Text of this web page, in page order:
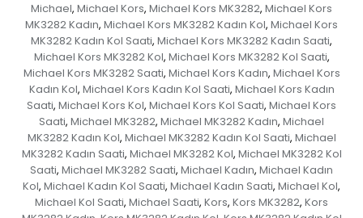
Michael, Michael Kors, Michael Kors MK3282, Michael Kors
MK3282 Kadın, Michael Kors MK3282 Kadın Kol, Michael Kors
MK3282 Kadın Kol Saati, Michael Kors MK3282 Kadın Saati,
Michael Kors MK3282 Kol, Michael Kors MK3282 Kol Saati,
Michael Kors MK3282 Saati, Michael Kors Kadın, Michael Kors
Kadın Kol, Michael Kors Kadın Kol Saati, Michael Kors Kadın
Saati, Michael Kors Kol, Michael Kors Kol Saati, Michael Kors
Saati, Michael MK3282, Michael MK3282 Kadın, Michael
MK3282 Kadın Kol, Michael MK3282 Kadın Kol Saati, Michael
MK3282 Kadın Saati, Michael MK3282 Kol, Michael MK3282 Kol
Saati, Michael MK3282 Saati, Michael Kadın, Michael Kadın
Kol, Michael Kadın Kol Saati, Michael Kadın Saati, Michael Kol,
Michael Kol Saati, Michael Saati, Kors, Kors MK3282, Kors